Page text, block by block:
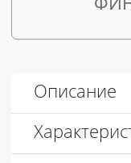
Описание